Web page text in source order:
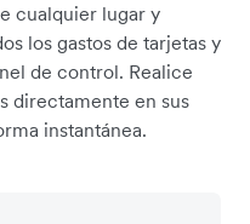
cualquier lugar y
los gastos de tarjetas y
de control. Realice
directamente en sus
instantánea.